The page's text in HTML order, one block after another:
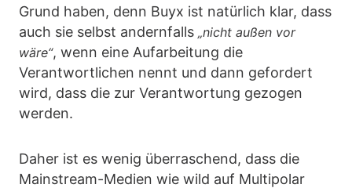
Grund haben, denn Buyx ist natürlich klar, dass
auch sie selbst andernfalls „nicht außen vor
wäre“, wenn eine Aufarbeitung die
Verantwortlichen nennt und dann gefordert
wird, dass die zur Verantwortung gezogen
werden.
Daher ist es wenig überraschend, dass die
Mainstream-Medien wie wild auf Multipolar